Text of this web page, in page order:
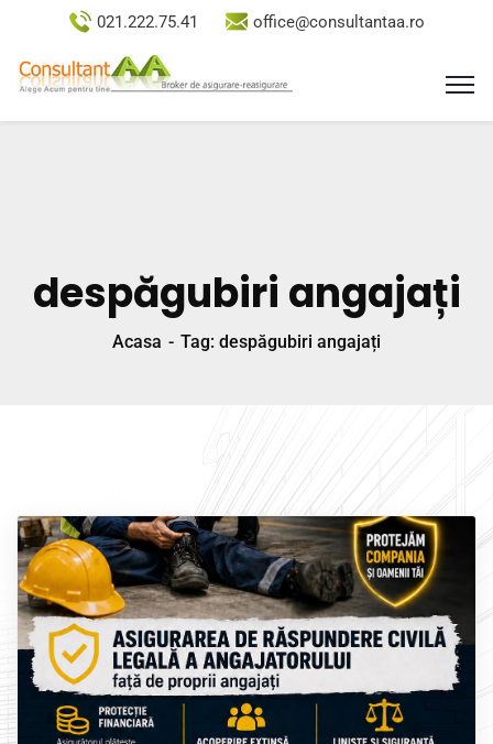
021.222.75.41 office@consultantaa.ro
despăgubiri angajați
Acasa Tag: despăgubiri angajați